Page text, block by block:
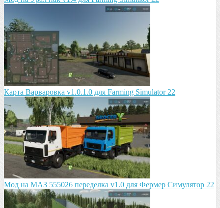
Карта Варваровка v1.0.1.0 для Farming Simulator 22
Мод на МАЗ 555026 пeрeдeлка v1.0 для Фермер Симулятор 22